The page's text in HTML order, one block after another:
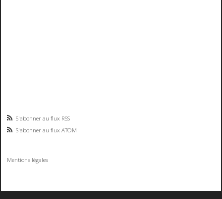
S'abonner au flux RSS
S'abonner au flux ATOM
Mentions légales